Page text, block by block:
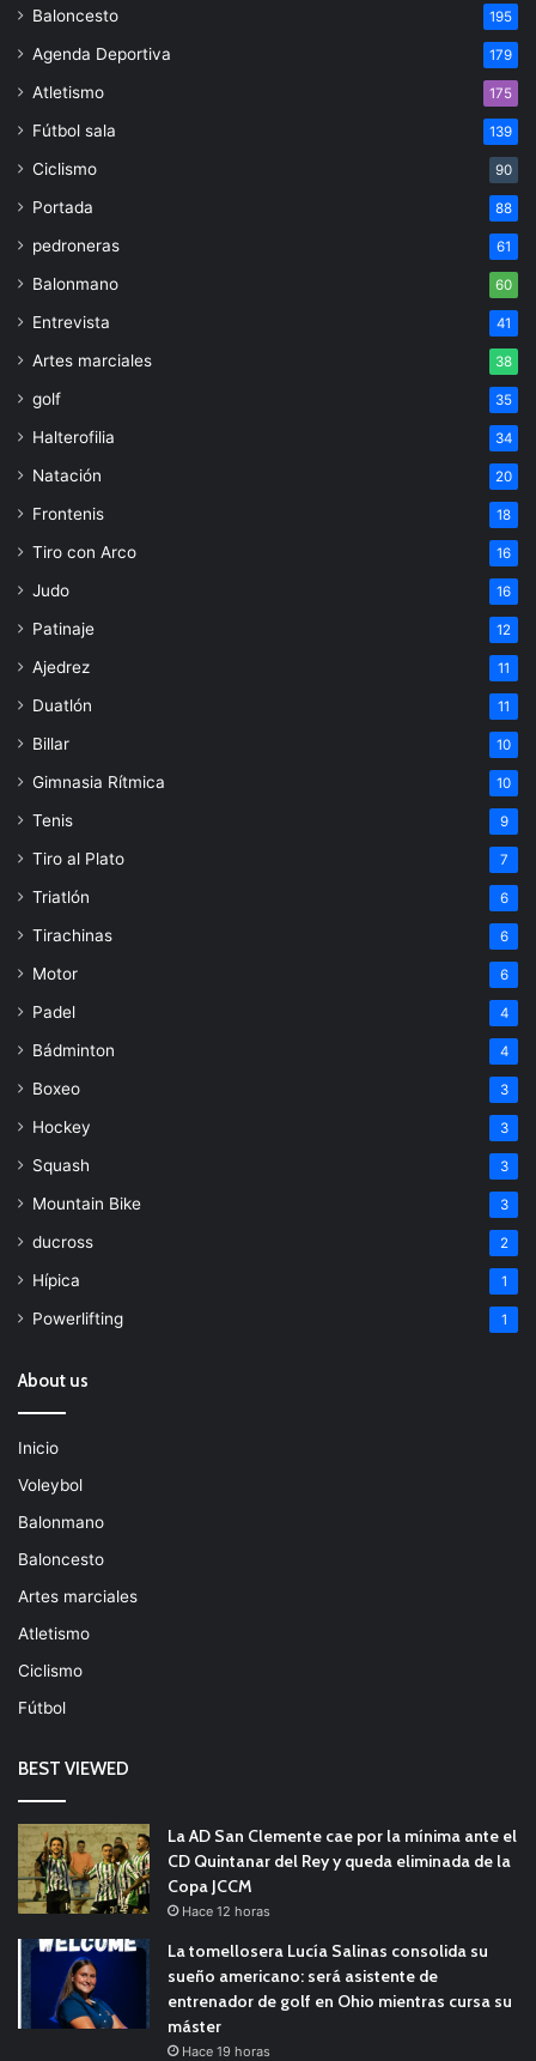
Baloncesto 195
Agenda Deportiva 179
Atletismo 175
Fútbol sala 139
Ciclismo 90
Portada 88
pedroneras 61
Balonmano 60
Entrevista 41
Artes marciales 38
golf 35
Halterofilia 34
Natación 20
Frontenis 18
Tiro con Arco 16
Judo 16
Patinaje 12
Ajedrez 11
Duatlón 11
Billar 10
Gimnasia Rítmica 10
Tenis 9
Tiro al Plato 7
Triatlón 6
Tirachinas 6
Motor 6
Padel 4
Bádminton 4
Boxeo 3
Hockey 3
Squash 3
Mountain Bike 3
ducross 2
Hípica 1
Powerlifting 1
About us
Inicio
Voleybol
Balonmano
Baloncesto
Artes marciales
Atletismo
Ciclismo
Fútbol
BEST VIEWED
La AD San Clemente cae por la mínima ante el
CD Quintanar del Rey y queda eliminada de la
Copa JCCM
Hace 12 horas
La tomellosera Lucía Salinas consolida su
sueño americano: será asistente de
entrenador de golf en Ohio mientras cursa su
máster
Hace 19 horas